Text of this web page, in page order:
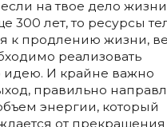
на твое дело жизни
300 лет, то ресурсы
к продлению жизни,
реализовать
И крайне важно
правильно
энергии, который
от прекращения